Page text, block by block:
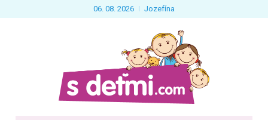
06. 08. 2026 Jozefína